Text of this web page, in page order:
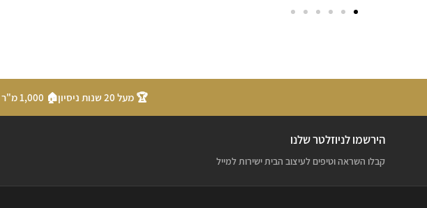
🏆 מעל 20 שנות ניסיון 🏠 1,000 מ"ר אולם תצוגה
הירשמו לניוזלטר שלנו
קבלו השראה וטיפים לעיצוב הבית ישירות למייל